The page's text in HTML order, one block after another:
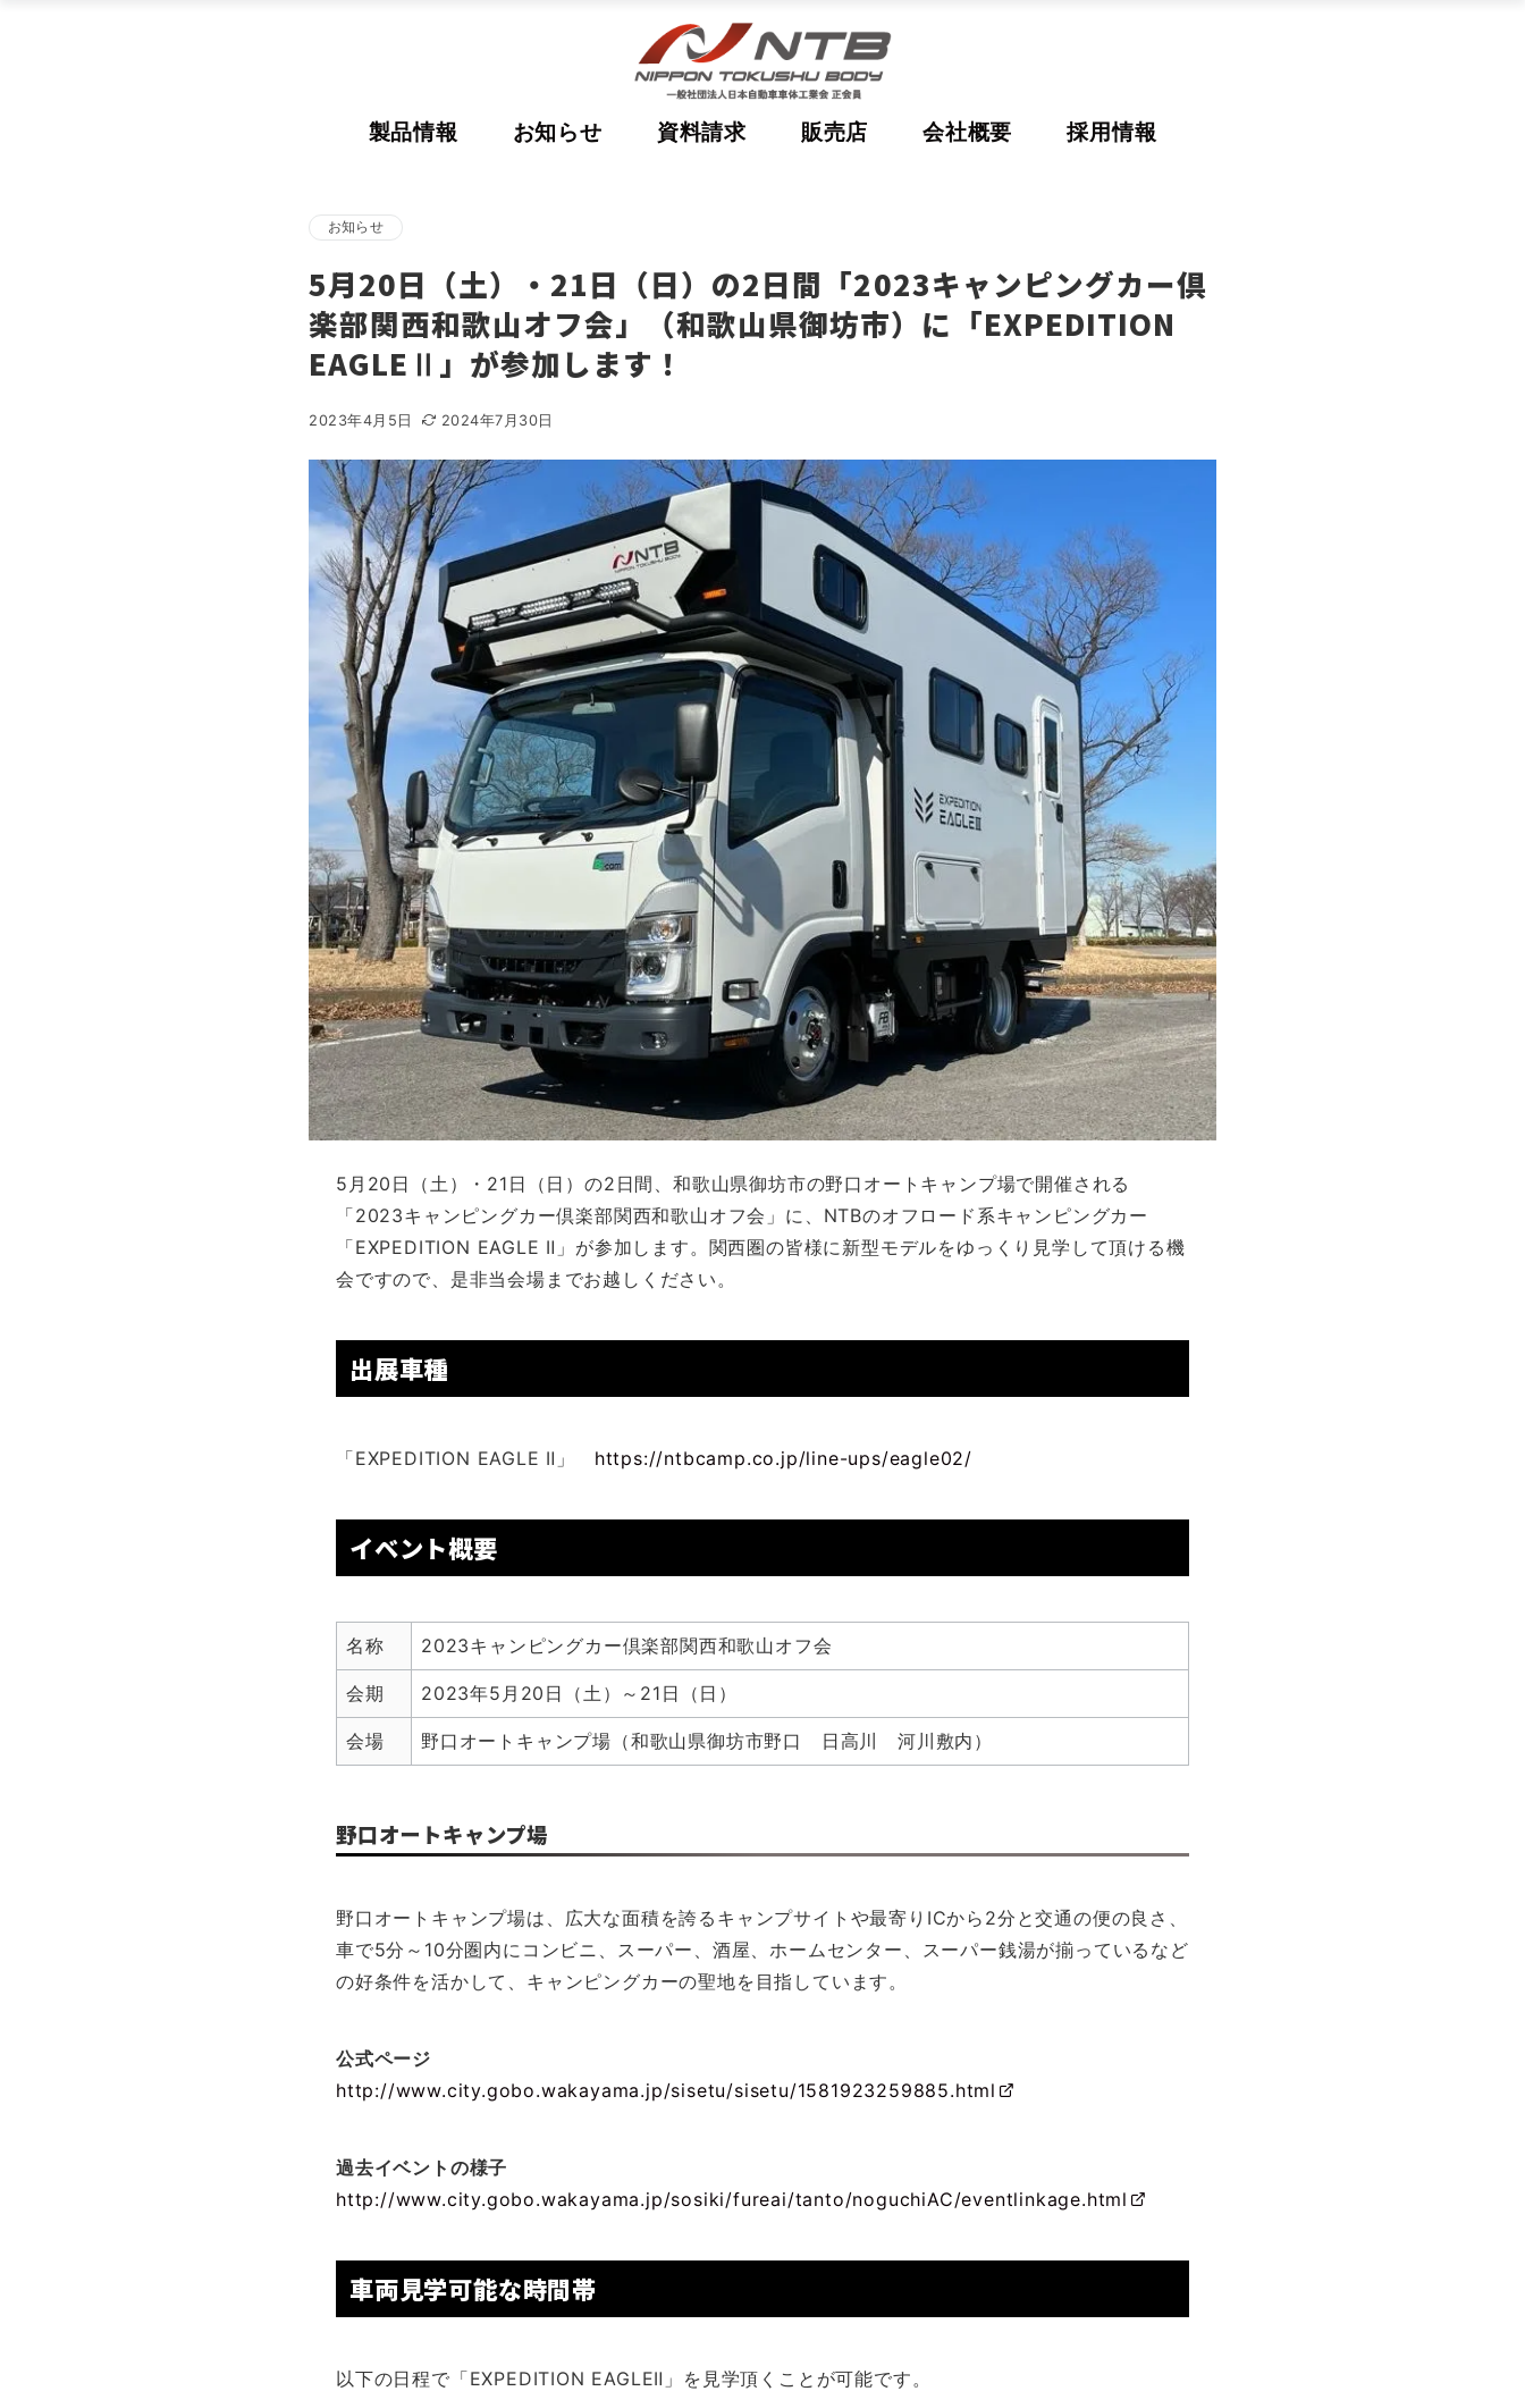
製品情報 お知らせ 資料請求 販売店 会社概要 採用情報
お知らせ
5月20日（土）・21日（日）の2日間「2023キャンピングカー倶
楽部関西和歌山オフ会」（和歌山県御坊市）に「EXPEDITION
EAGLEⅡ」が参加します！
2023年4月5日 2024年7月30日
5月20日（土）・21日（日）の2日間、和歌山県御坊市の野口オートキャンプ場で開催される
「2023キャンピングカー倶楽部関西和歌山オフ会」に、NTBのオフロード系キャンピングカー
「EXPEDITION EAGLE Ⅱ」が参加します。関西圏の皆様に新型モデルをゆっくり見学して頂ける機
会ですので、是非当会場までお越しください。
出展車種
「EXPEDITION EAGLE Ⅱ」 https://ntbcamp.co.jp/line-ups/eagle02/
イベント概要
名称 2023キャンピングカー倶楽部関西和歌山オフ会
会期 2023年5月20日（土）～21日（日）
会場 野口オートキャンプ場（和歌山県御坊市野口 日高川 河川敷内）
野口オートキャンプ場
野口オートキャンプ場は、広大な面積を誇るキャンプサイトや最寄りICから2分と交通の便の良さ、
車で5分～10分圏内にコンビニ、スーパー、酒屋、ホームセンター、スーパー銭湯が揃っているなど
の好条件を活かして、キャンピングカーの聖地を目指しています。
公式ページ
http://www.city.gobo.wakayama.jp/sisetu/sisetu/1581923259885.html
過去イベントの様子
http://www.city.gobo.wakayama.jp/sosiki/fureai/tanto/noguchiAC/eventlinkage.html
車両見学可能な時間帯
以下の日程で「EXPEDITION EAGLEⅡ」を見学頂くことが可能です。